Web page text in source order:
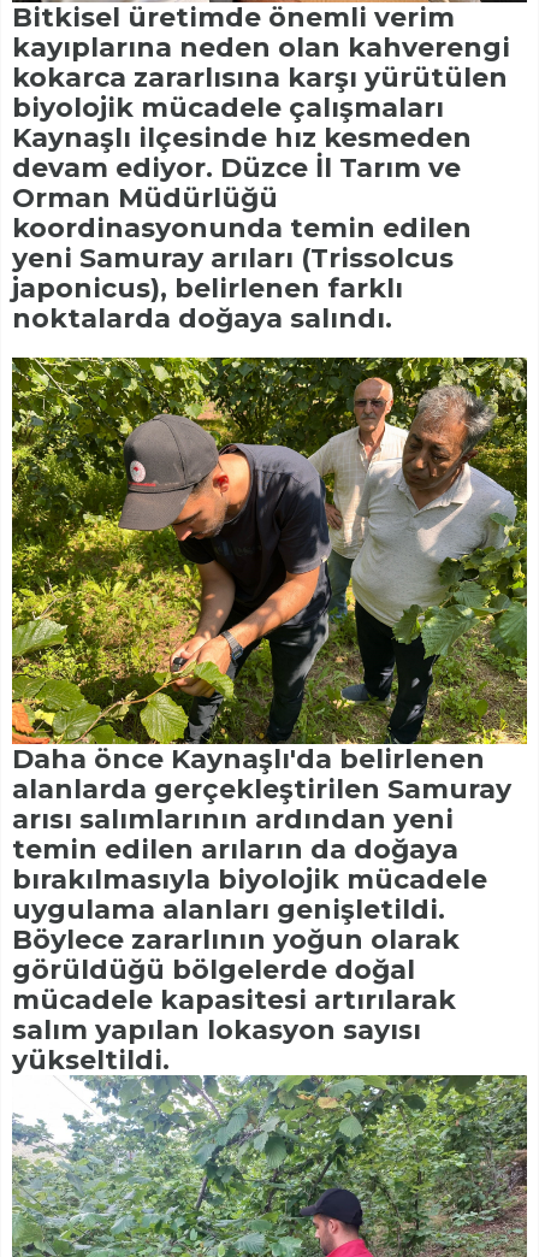
Bitkisel üretimde önemli verim
kayıplarına neden olan kahverengi
kokarca zararlısına karşı yürütülen
biyolojik mücadele çalışmaları
Kaynaşlı ilçesinde hız kesmeden
devam ediyor. Düzce İl Tarım ve
Orman Müdürlüğü
koordinasyonunda temin edilen
yeni Samuray arıları (Trissolcus
japonicus), belirlenen farklı
noktalarda doğaya salındı.
Daha önce Kaynaşlı'da belirlenen
alanlarda gerçekleştirilen Samuray
arısı salımlarının ardından yeni
temin edilen arıların da doğaya
bırakılmasıyla biyolojik mücadele
uygulama alanları genişletildi.
Böylece zararlının yoğun olarak
görüldüğü bölgelerde doğal
mücadele kapasitesi artırılarak
salım yapılan lokasyon sayısı
yükseltildi.